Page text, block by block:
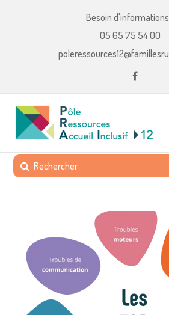
Besoin
05 65 75 54 00